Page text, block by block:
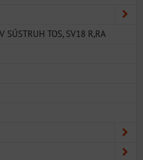
SÚSTRUH TOS, SV18 R,RA